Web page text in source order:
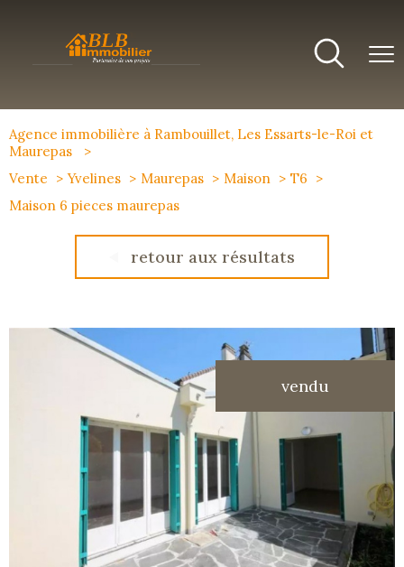
Agence immobilière à Rambouillet, Les Essarts-le-Roi et
Maurepas
Vente
Yvelines Maurepas Maison
T6
Maison 6 pieces maurepas
retour aux résultats
vendu